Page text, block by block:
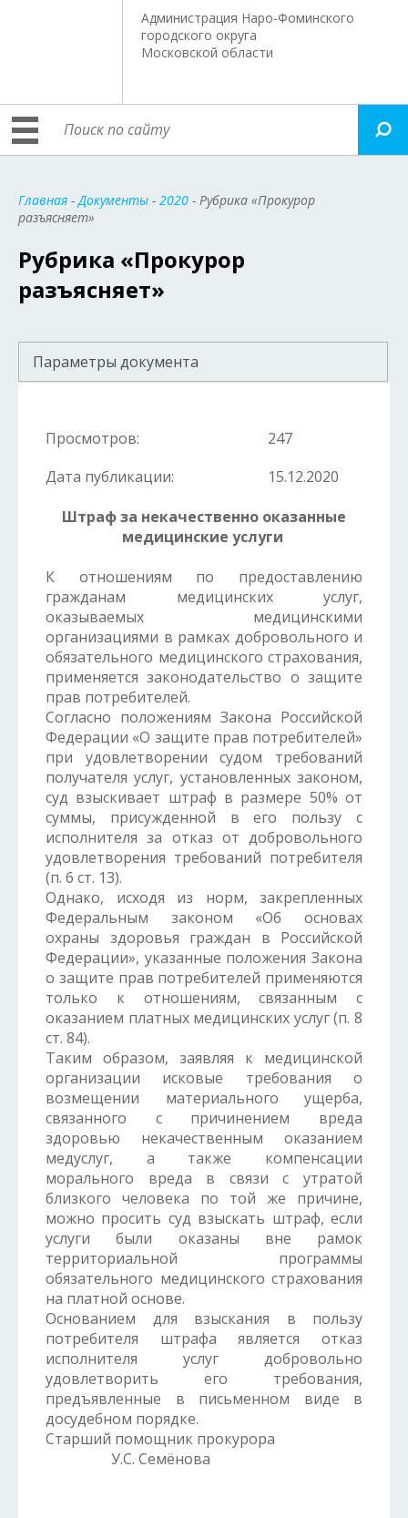
Администрация Наро-Фоминского
городского округа
Московской области
Главная -Документы - 2020 - Рубрика «Прокурор
разъясняет»
Рубрика «Прокурор
разъясняет»
Параметры документа
Просмотров:
247
Дата публикации:
15.12.2020
Штраф за некачественно оказанные
медицинские услуги
К отношениям по предоставлению
гражданам медицинских услуг,
оказываемых медицинскими
организациями в рамках добровольного и
обязательного медицинского страхования,
применяется законодательство о защите
прав потребителей.
Согласно положениям Закона Российской
Федерации «О защите прав потребителей»
при удовлетворении судом требований
получателя услуг, установленных законом,
суд взыскивает штраф в размере 50% от
суммы, присужденной в его пользу с
исполнителя за отказ от добровольного
удовлетворения требований потребителя
(п. 6 ст. 13).
Однако, исходя из норм, закрепленных
Федеральным законом «Об основах
охраны здоровья граждан в Российской
Федерации», указанные положения Закона
о защите прав потребителей применяются
только к отношениям, связанным с
оказанием платных медицинских услуг (п. 8
ст. 84).
Таким образом, заявляя к медицинской
организации исковые требования о
возмещении материального ущерба,
связанного с причинением вреда
здоровью некачественным оказанием
медуслуг, а также компенсации
морального вреда в связи с утратой
близкого человека по той же причине,
можно просить суд взыскать штраф, если
услуги были оказаны вне рамок
территориальной программы
обязательного медицинского страхования
на платной основе.
Основанием для взыскания в пользу
потребителя штрафа является отказ
исполнителя услуг добровольно
удовлетворить его требования,
предъявленные в письменном виде в
досудебном порядке.
Старший помощник прокурора
У.С. Семёнова